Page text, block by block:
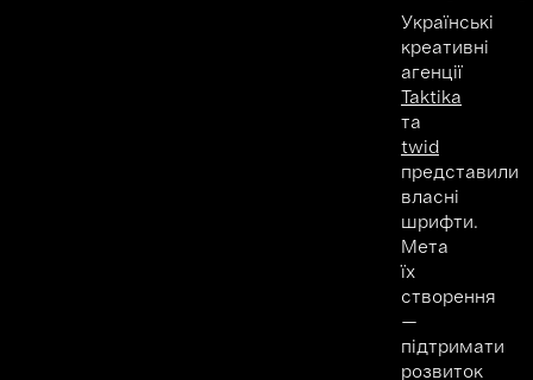
Українські
креативні
агенції
Taktika
та
twid
представили
власні
шрифти.
Мета
їх
створення
—
підтримати
розвиток